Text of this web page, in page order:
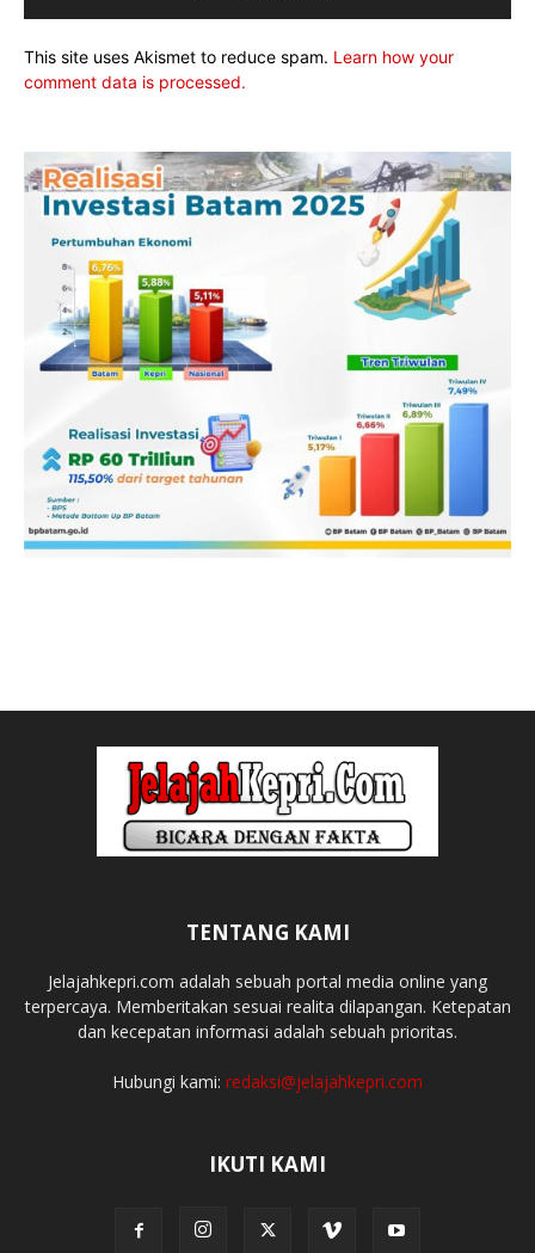
This site uses Akismet to reduce spam. Learn how your
comment data is processed.
TENTANG KAMI
Jelajahkepri.com adalah sebuah portal media online yang
terpercaya. Memberitakan sesuai realita dilapangan. Ketepatan
dan kecepatan informasi adalah sebuah prioritas.
Hubungi kami: redaksi@jelajahkepri.com
IKUTI KAMI